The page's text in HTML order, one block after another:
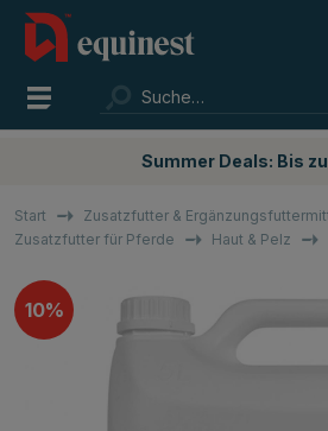
Summer Deals: Bis
Start
Zusatzfutter &
Zusatzfutter für Pferde
Haut & Pelz
10